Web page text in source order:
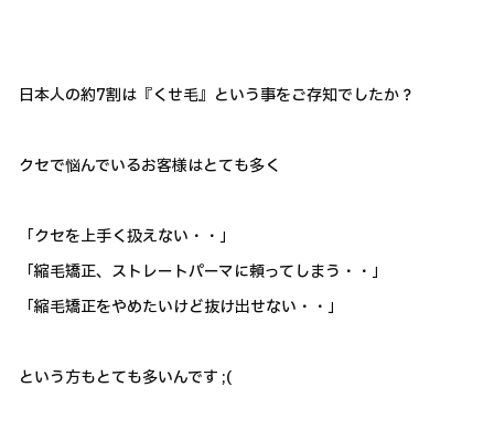
日本人の約7割は『くせ毛』という事をご存知でしたか？
クセで悩んでいるお客様はとても多く
「クセを上手く扱えない・・」
「縮毛矯正、ストレートパーマに頼ってしまう・・」
「縮毛矯正をやめたいけど抜け出せない・・」
という方もとても多いんです ;(